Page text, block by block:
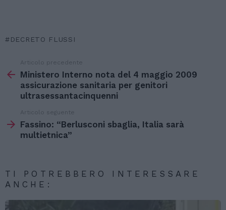
DECRETO FLUSSI
di
Articolo precedente
Ministero Interno nota del 4 maggio 2009
assicurazione sanitaria per genitori
ultrasessantacinquenni
Articolo seguente
Fassino: “Berlusconi sbaglia, Italia sarà
multietnica”
TI POTREBBERO INTERESSARE
ANCHE: